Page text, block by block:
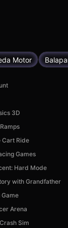
Motor
3D
Cart Ride
Games
Hard Mode
with Grandfather
Game
Arena
Sim